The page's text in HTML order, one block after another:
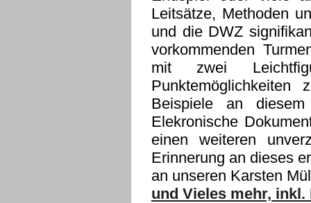
Leitsätze, Methoden
und die DWZ
vorkommenden
mit zwei
Beispiele an
Elekronische
einen weiteren
Erinnerung an dieses
an unseren Karsten
und Vieles mehr, inkl.